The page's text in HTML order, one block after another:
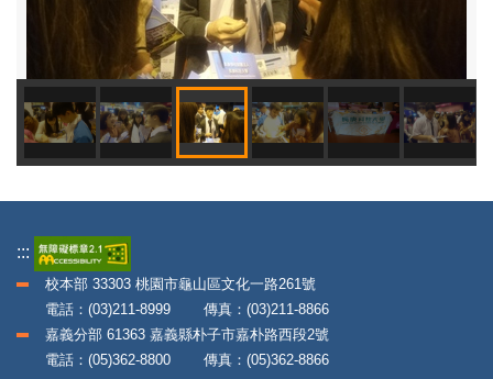
:::
校本部 33303 桃園市龜山區文化一路261號
電話：(03)211-8999 傳真：(03)211-8866
嘉義分部 61363 嘉義縣朴子市嘉朴路西段2號
電話：(05)362-8800 傳真：(05)362-8866